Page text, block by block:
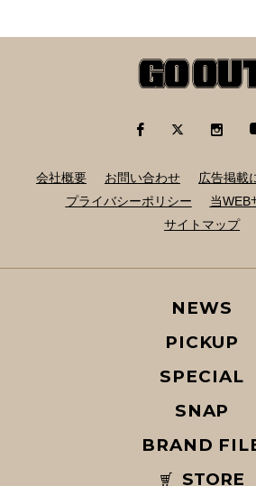
会社概要 お問い合わせ 広告掲載
プライバシーポリシー
当WEB
サイトマップ
NEWS
PICKUP
SPECIAL
SNAP
BRAND
STORE